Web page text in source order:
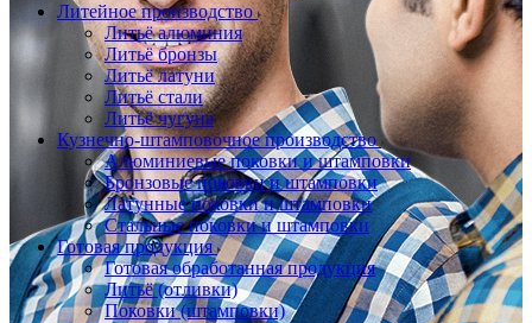
Литейное производство
Литьё алюминия
Литьё бронзы
Литьё латуни
Литьё стали
Литьё чугуна
Кузнечно-штамповочное производство
Алюминиевые поковки и штамповки
Бронзовые поковки и штамповки
Латунные поковки и штамповки
Стальные поковки и штамповки
Готовая продукция
Готовая обработанная продукция
Литьё (отливки)
Поковки (штамповки)